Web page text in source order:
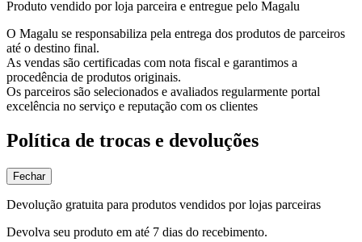
Produto vendido por loja parceira e entregue pelo Magalu
O Magalu se responsabiliza pela entrega dos produtos de parceiros
até o destino final.
As vendas são certificadas com nota fiscal e garantimos a
procedência de produtos originais.
Os parceiros são selecionados e avaliados regularmente portal
excelência no serviço e reputação com os clientes
Política de trocas e devoluções
Fechar
Devolução gratuita para produtos vendidos por lojas parceiras
Devolva seu produto em até 7 dias do recebimento.